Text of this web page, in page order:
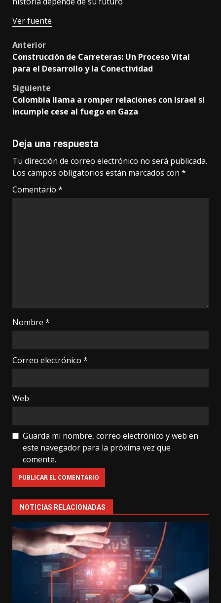
Ver fuente
Post
navigation
Anterior
Construcción de Carreteras: Un Proceso Vital
para el Desarrollo y la Conectividad
Siguiente
Colombia llama a romper relaciones con Israel si
incumple cese al fuego en Gaza
Deja una respuesta
Tu dirección de correo electrónico no será publicada.
Los campos obligatorios están marcados con *
Comentario *
Nombre *
Correo electrónico *
Web
Guarda mi nombre, correo electrónico y web en
este navegador para la próxima vez que
comente.
NOTICIAS RELACIONADAS